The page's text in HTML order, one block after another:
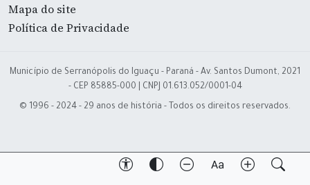
Mapa do site
Política de Privacidade
Município de Serranópolis do Iguaçu - Paraná - Av. Santos Dumont, 2021
- CEP 85885-000 | CNPJ 01.613.052/0001-04
© 1996 - 2024 - 29 anos de história - Todos os direitos reservados.